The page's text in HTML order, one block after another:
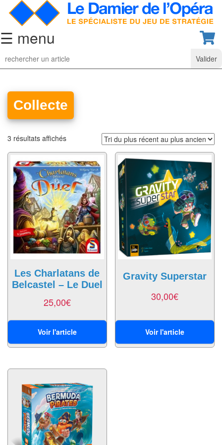
☰ menu
Jeu
d’Echecs
collection
classiques
Pièces
d’échecs
classiques
Coffrets
Echiquiers
et
de
voyage
Echiquiers
électroniques
Echiquiers
clubs
Echiquiers
muraux/Plein
Collecte
3 résultats affichés
Les Charlatans de
Belcastel – Le Duel
25,00€
Voir l'article
Gravity Superstar
30,00€
Voir l'article